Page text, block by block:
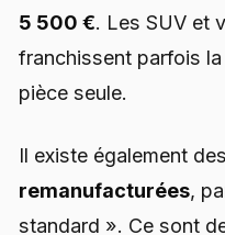
5 500 €. Les SUV et
franchissent parfois
pièce seule.
Il existe également des
remanufacturées,
standard ». Ce sont